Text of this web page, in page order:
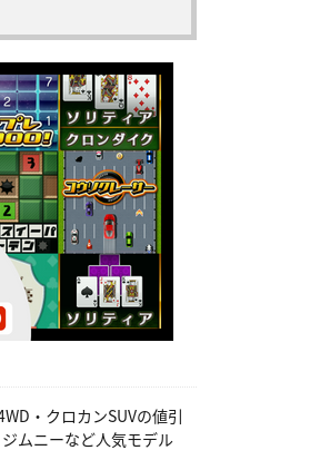
・クロカンSUVの値引
ムニーなど人気モデル